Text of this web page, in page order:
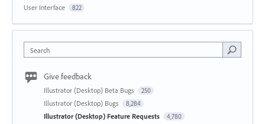
User Interface 822
Search
Give feedback
Illustrator (Desktop) Beta Bugs 250
Illustrator (Desktop) Bugs 8,284
Illustrator (Desktop) Feature Requests 4,780